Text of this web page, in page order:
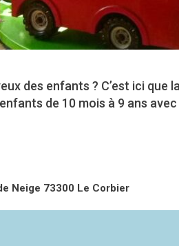
des enfants ? C’est ici que
de 10 mois à 9 ans
Neige 73300 Le Corbier